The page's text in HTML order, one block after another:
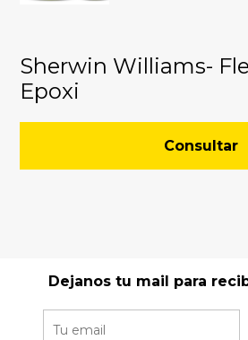
Sherwin Williams-
Epoxi
Consultar
Dejanos tu mail para